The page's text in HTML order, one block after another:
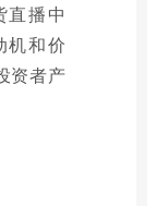
直播中
机和价
资者产